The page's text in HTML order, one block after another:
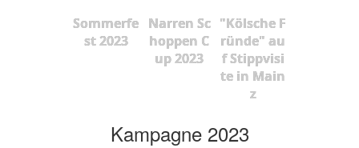
Sommerfe
st 2023
Narren Sc
hoppen C
up 2023
"Kölsche F
ründe" au
f Stippvisi
te in Main
z
Kampagne 2023